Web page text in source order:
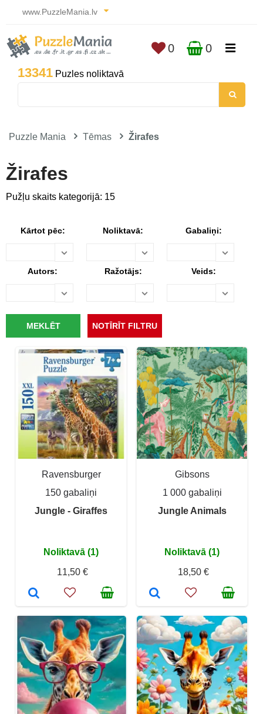
www.PuzzleMania.lv
13341 Puzles noliktavā
0 0
Puzzle Mania Tēmas Žirafes
Žirafes
Pužļu skaits kategorijā: 15
Kārtot pēc: Noliktavā: Gabaliņi:
Autors: Ražotājs: Veids:
Ravensburger
150 gabaliņi
Jungle - Giraffes
Noliktavā (1)
11,50 €
Gibsons
1 000 gabaliņi
Jungle Animals
Noliktavā (1)
18,50 €